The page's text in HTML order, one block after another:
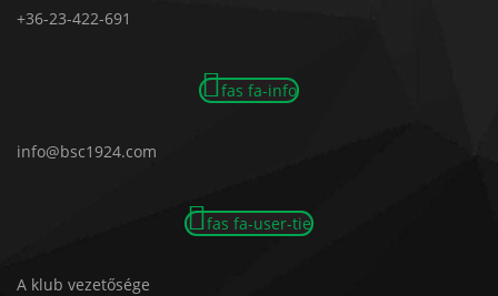
+36-23-422-691
fas fa-info
info@bsc1924.com
fas fa-user-tie
A klub vezetősége